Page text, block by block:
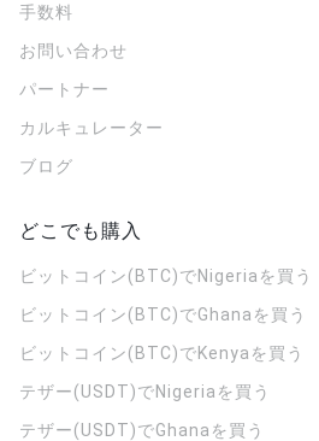
手数料
お問い合わせ
パートナー
カルキュレーター
ブログ
どこでも購入
ビットコイン(BTC)でNigeriaを買う
ビットコイン(BTC)でGhanaを買う
ビットコイン(BTC)でKenyaを買う
テザー(USDT)でNigeriaを買う
テザー(USDT)でGhanaを買う